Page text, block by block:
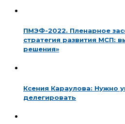
ПМЭФ-2022. Пленарное
стратегия развития МСП:
решения»
Ксения Караулова: Нужно
делегировать